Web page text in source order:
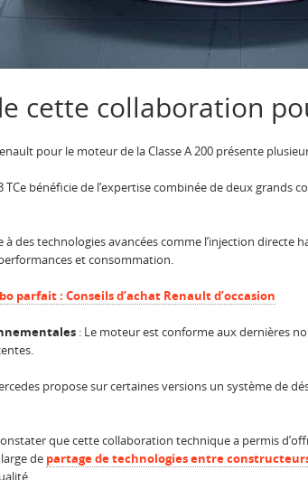
cette collaboration
pour le moteur de la Classe A 200 présente
TCe bénéficie de l’expertise combinée de deux
à des technologies avancées comme l’injection
et consommation.
parfait : Conseils d’achat Renault d’occasion
: Le moteur est conforme aux dernières
propose sur certaines versions un système de
que cette collaboration technique a permis
de partage de technologies entre